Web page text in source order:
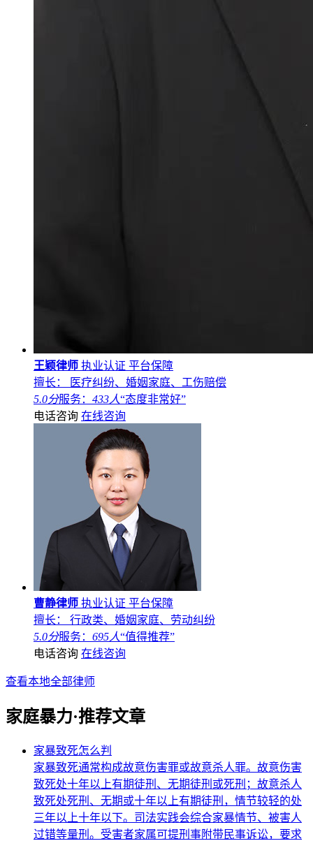
王颖律师 执业认证 平台保障
擅长： 医疗纠纷、婚姻家庭、工伤赔偿
5.0分服务： 433人“态度非常好”
电话咨询 在线咨询
曹静律师 执业认证 平台保障
擅长： 行政类、婚姻家庭、劳动纠纷
5.0分服务： 695人“值得推荐”
电话咨询 在线咨询
查看本地全部律师
家庭暴力·推荐文章
家暴致死怎么判
家暴致死通常构成故意伤害罪或故意杀人罪。故意伤害
致死处十年以上有期徒刑、无期徒刑或死刑；故意杀人
致死处死刑、无期或十年以上有期徒刑，情节较轻的处
三年以上十年以下。司法实践会综合家暴情节、被害人
过错等量刑。受害者家属可提刑事附带民事诉讼，要求